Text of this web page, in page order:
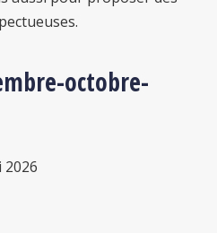
octobre-
2026